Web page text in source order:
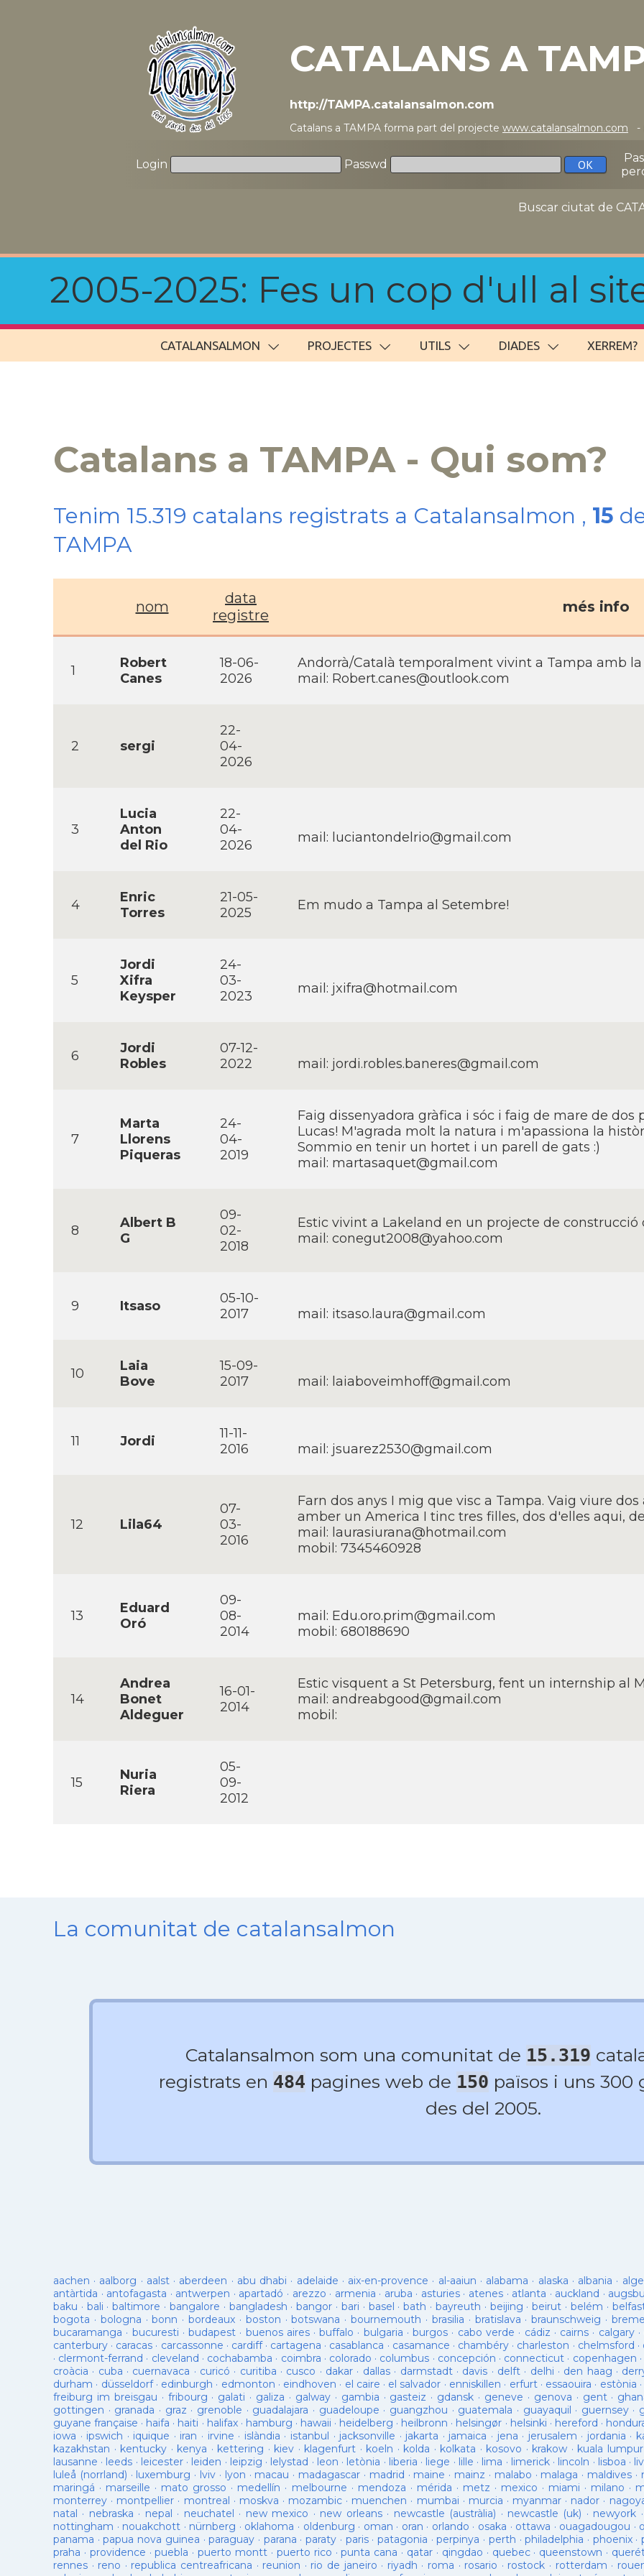
CATALANS A
http://TAMPA.catalansalmon.com
Catalans a TAMPA forma part del projecte www.catalansalmon.com -
Login Passwd
Buscar ciutat de
2005-2025: Fes un cop d'ull al
CATALANSALMON PROJECTES UTILS DIADES XERREM?
Catalans a TAMPA - Qui som?
Tenim 15.319 catalans registrats a Catalansalmon , 15
TAMPA
nom
data
registre
més info
1
Robert
Canes
18-06-
2026
Andorrà/Català temporalment vivint a Tampa amb
mail: Robert.canes@outlook.com
2 sergi
22-
04-
2026
3
Lucia
Anton
del Rio
22-
04-
2026
mail: luciantondelrio@gmail.com
4
Enric
Torres
21-05-
2025
Em mudo a Tampa al Setembre!
5
Jordi
Xifra
Keysper
24-
03-
2023
mail: jxifra@hotmail.com
6
Jordi
Robles
07-12-
2022
mail: jordi.robles.baneres@gmail.com
7
Marta
Llorens
Piqueras
24-
04-
2019
Faig dissenyadora gràfica i sóc i faig de mare de dos
Lucas! M'agrada molt la natura i m'apassiona la
Sommio en tenir un hortet i un parell de gats :)
mail: martasaquet@gmail.com
8
Albert B
G
09-
02-
2018
Estic vivint a Lakeland en un projecte de construcció
mail: conegut2008@yahoo.com
9 Itsaso
05-10-
2017
mail: itsaso.laura@gmail.com
10
Laia
Bove
15-09-
2017
mail: laiaboveimhoff@gmail.com
11 Jordi
11-11-
2016
mail: jsuarez2530@gmail.com
12 Lila64
07-
03-
2016
Farn dos anys I mig que visc a Tampa. Vaig viure
amber un America I tinc tres filles, dos d'elles aqui, de
mail: laurasiurana@hotmail.com
mobil: 7345460928
13
Eduard
Oró
09-
08-
2014
mail: Edu.oro.prim@gmail.com
mobil: 680188690
14
Andrea
Bonet
Aldeguer
16-01-
2014
Estic visquent a St Petersburg, fent un internship al
mail: andreabgood@gmail.com
mobil:
15
Nuria
Riera
05-
09-
2012
La comunitat de catalansalmon
Catalansalmon som una comunitat de 15.319
registrats en 484 pagines web de 150 països i uns 300
des del 2005.
aachen · aalborg · aalst· aberdeen · abu dhabi · adelaide · aix-en-provence · al-aaiun · alabama · alaska · albania ·
antàrtida · antofagasta · antwerpen · apartadó · arezzo · armenia · aruba · asturies· atenes · atlanta · auckland ·
baku · bali ·baltimore · bangalore · bangladesh ·bangor · bari · basel ·bath · bayreuth · beijing ·beirut · belém ·
bogota · bologna ·bonn ·bordeaux · boston ·botswana ·bournemouth · brasilia · bratislava ·braunschweig ·
bucaramanga · bucuresti · budapest · buenos aires·buffalo · bulgaria ·burgos · cabo verde · cádiz · cairns · calgary·
canterbury · caracas · carcassonne · cardiff· cartagena · casablanca · casamance · chambéry · charleston · chelmsford ·
· clermont-ferrand · cleveland · cochabamba · coimbra · colorado · columbus · concepción · connecticut · copenhagen ·
croàcia · cuba · cuernavaca · curicó · curitiba · cusco · dakar · dallas· darmstadt· davis · delft· delhi · den haag ·
durham · düsseldorf· edinburgh · edmonton · eindhoven · el caire · el salvador · enniskillen · erfurt· essaouira · estònia ·
freiburg im breisgau · fribourg · galati · galiza · galway· gambia · gasteiz · gdansk · geneve · genova · gent·
gottingen · granada · graz · grenoble · guadalajara · guadeloupe · guangzhou · guatemala · guayaquil · guernsey·
guyane française · haifa · haiti · halifax· hamburg · hawaii · heidelberg · heilbronn · helsingør · helsinki · hereford ·
iowa · ipswich · iquique · iran · irvine · islàndia · istanbul · jacksonville · jakarta · jamaica · jena · jerusalem · jordania ·
kazakhstan · kentucky · kenya · kettering · kiev · klagenfurt · koeln · kolda · kolkata · kosovo · krakow · kuala lumpur
lausanne · leeds · leicester· leiden · leipzig · lelystad · leon · letònia · liberia · liege · lille · lima · limerick· lincoln · lisboa ·
luleå (norrland) · luxemburg · lviv · lyon · macau · madagascar · madrid · maine · mainz · malabo · malaga · maldives ·
maringá · marseille · mato grosso · medellín · melbourne · mendoza · mérida · metz · mexico · miami · milano ·
monterrey · montpellier · montreal · moskva · mozambic · muenchen · mumbai · murcia · myanmar · nador ·
natal · nebraska · nepal · neuchatel · new mexico · new orleans· newcastle (austràlia) · newcastle (uk) · newyork ·
nottingham · nouakchott · nürnberg · oklahoma · oldenburg · oman · oran · orlando · osaka · ottawa · ouagadougou ·
panama ·papua nova guinea ·paraguay · parana ·paraty · paris· patagonia ·perpinya · perth ·philadelphia · phoenix·
praha · providence ·puebla ·puerto montt · puerto rico ·punta cana · qatar · qingdao · quebec· queenstown ·
rennes · reno · republica centreafricana · reunion · rio de janeiro · riyadh · roma · rosario · rostock · rotterdam ·